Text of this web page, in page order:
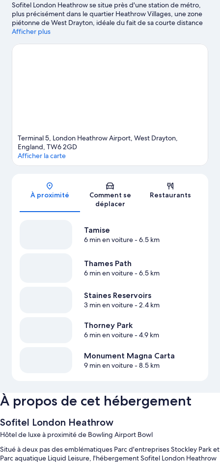
Sofitel London Heathrow se situe près d'une station de métro,
plus précisément dans le quartier Heathrow Villages, une zone
piétonne de West Drayton, idéale du fait de sa courte distance
de l'aéroport. Si les célèbres Monument Magna Carta et
moins sympathiques Parc aquatique Liquid Leisure et
Afficher plus
Terminal 5, London Heathrow Airport, West Drayton,
England, TW6 2GD
Afficher la carte
À proximité
Comment se
déplacer
Restaurants
Tamise
6 min en voiture- 6.5 km
Thames Path
6 min en voiture- 6.5 km
Staines Reservoirs
3 min en voiture- 2.4 km
Thorney Park
6 min en voiture- 4.9 km
Monument Magna Carta
9 min en voiture- 8.5 km
À propos de cet hébergement
Sofitel London Heathrow
Hôtel de luxe à proximité de Bowling Airport Bowl
Situé à deux pas des emblématiques Parc d'entreprises Stockley Park et
Parc aquatique Liquid Leisure, l'hébergement Sofitel London Heathrow